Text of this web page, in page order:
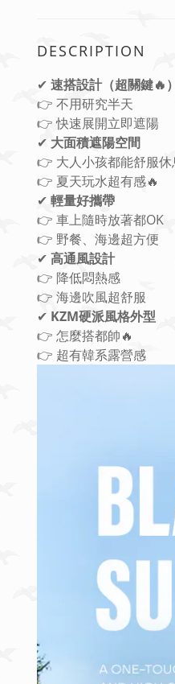
DESCRIPTION
✔ 速搭設計（超關鍵🔥）
👉 不用研究半天
👉 快速展開立即遮陽
✔ 大面積遮陽空間
👉 大人小孩都能舒服休
👉 夏天玩水超有感🔥
✔ 輕量好攜帶
👉 車上隨時放著都OK
👉 野餐、海邊超方便
✔ 高通風設計
👉 降低悶熱感
👉 海邊吹風超舒服
✔ KZM硬派風格外型
👉 怎麼搭都帥🔥
👉 超有韓系露營感